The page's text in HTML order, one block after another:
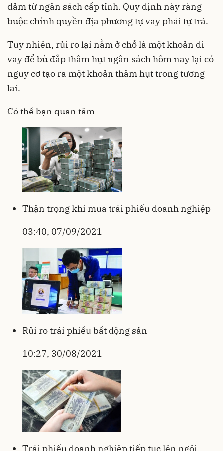
đảm từ ngân sách cấp tỉnh. Quy định này ràng
buộc chính quyền địa phương tự vay phải tự trả.
Tuy nhiên, rủi ro lại nằm ở chỗ là một khoản đi
vay để bù đắp thâm hụt ngân sách hôm nay lại có
nguy cơ tạo ra một khoản thâm hụt trong tương
lai.
Có thể bạn quan tâm
Thận trọng khi mua trái phiếu doanh nghiệp
03:40, 07/09/2021
Rủi ro trái phiếu bất động sản
10:27, 30/08/2021
Trái phiếu doanh nghiệp tiếp tục lên ngôi